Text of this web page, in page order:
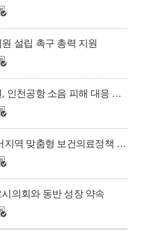
설립 촉구 총력 지원
인천시의회 신영희 의원, 인천공항 소음 피해 대응 강화 및 지원센터 설립해야
인천시의회 문복위, 도서지역 맞춤형 보건의료정책 대안 제시
의회와 동반 성장 약속